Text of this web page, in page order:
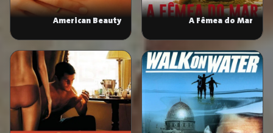
A Fêmea do Mar
American Beauty